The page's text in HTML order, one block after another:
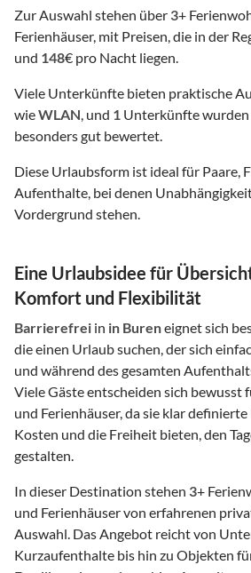
Zur Auswahl stehen über 3+
Ferienhäuser, mit Preisen, die in der
und 148€ pro Nacht liegen.
Viele Unterkünfte bieten praktische
wieWLAN, und 1 Unterkünfte
besonders gut bewertet.
Diese Urlaubsform ist ideal für Paare,
Aufenthalte, bei denen
Vordergrund stehen.
Eine Urlaubsidee für
Komfort und Flexibilität
Barrierefrei in in Bureneignet sich
die einen Urlaub suchen, der sich
und während des gesamten
Viele Gäste entscheiden sich bewusst
und Ferienhäuser, da sie klar
Kosten und die Freiheit bieten, den
gestalten.
In dieser Destination stehen 3+
und Ferienhäuser von erfahrenen
Auswahl. Das Angebot reicht von
Kurzaufenthalte bis hin zu Objekten